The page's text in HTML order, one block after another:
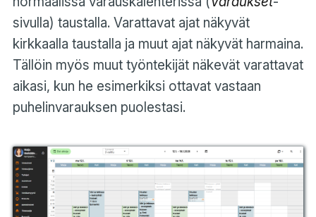
sivulla) taustalla. Varattavat ajat näkyvät
kirkkaalla taustalla ja muut ajat näkyvät harmaina.
Tällöin myös muut työntekijät näkevät varattavat
aikasi, kun he esimerkiksi ottavat vastaan
puhelinvarauksen puolestasi.